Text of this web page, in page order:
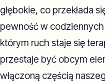
głębokie, co przekłada
pewność w
którym ruch staje się
przestaje być obcym
włączoną częścią